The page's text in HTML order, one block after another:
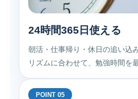
24時間365日使える
朝活・仕事帰り・休日の追い込
リズムに合わせて、勉強時間を
POINT 05